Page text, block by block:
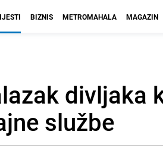
BIZNIS METROMAHALA MAGAZIN
divljaka
službe